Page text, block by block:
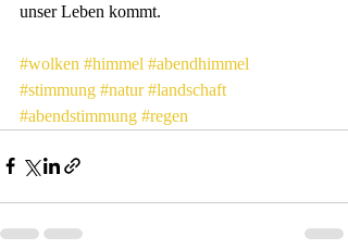
unser Leben kommt.
#wolken #himmel #abendhimmel
#stimmung #natur #landschaft
#abendstimmung #regen